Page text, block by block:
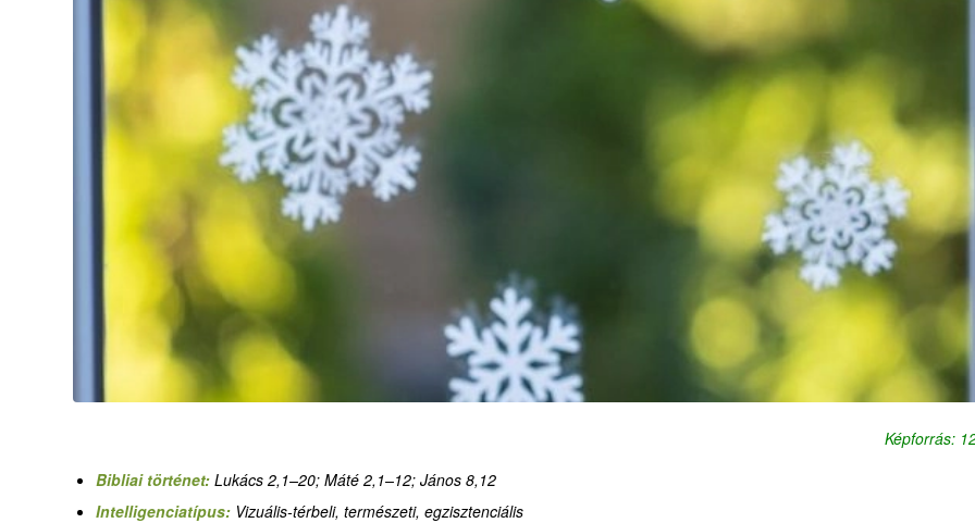
Képforrás:
Bibliai történet: Lukács 2,1–20; Máté 2,1–12; János 8,12
Intelligenciatípus: Vizuális-térbeli, természeti, egzisztenciális